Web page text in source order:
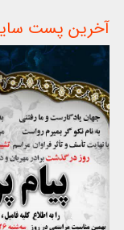
آخرین پست